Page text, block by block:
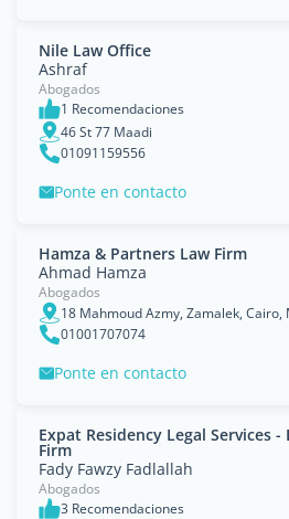
Nile Law Office
Ashraf
Abogados
1 Recomendaciones
46 St 77 Maadi
01091159556
Ponte en contacto
Hamza & Partners Law Firm
Ahmad Hamza
Abogados
18 Mahmoud Azmy, Zamalek,
01001707074
Ponte en contacto
Expat Residency Legal Services
Firm
Fady Fawzy Fadlallah
Abogados
3 Recomendaciones